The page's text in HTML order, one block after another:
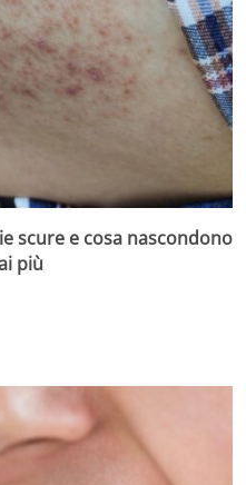
scure e cosa nascondono
più